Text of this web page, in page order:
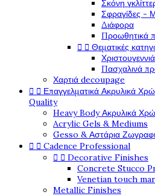
Σκόνη
Σφραγίδες -
Διάφορα
Προωθητικά
  Θεματικές
Πασχαλινά
Χαρτιά decoupage
  Επαγγελματικά Ακρυλικά
Quality
Heavy Body Ακρυλικά
Acrylic Gels & Mediums
Gesso & Αστάρια
  Cadence Professional
  Decorative Finishes
Concrete Stucco
Venetian touch
Metallic Finishes